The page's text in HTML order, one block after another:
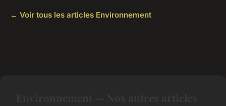
← Voir tous les articles Environnement